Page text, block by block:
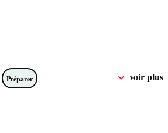
Préparer voir plus